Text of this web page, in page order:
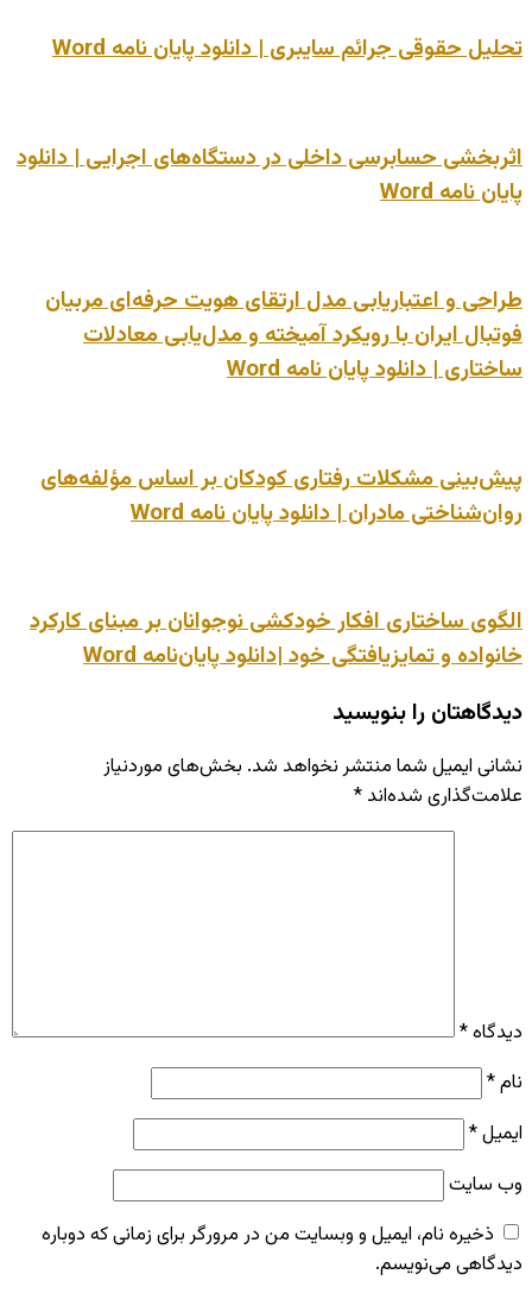
تحلیل حقوقی جرائم سایبری | دانلود پایان نامه Word
اثربخشی حسابرسی داخلی در دستگاه‌های اجرایی | دانلود
پایان نامه Word
طراحی و اعتباریابی مدل ارتقای هویت حرفه‌ای مربیان
فوتبال ایران با رویکرد آمیخته و مدل‌یابی معادلات
ساختاری | دانلود پایان نامه Word
پیش‌بینی مشکلات رفتاری کودکان بر اساس مؤلفه‌های
روان‌شناختی مادران | دانلود پایان نامه Word
الگوی ساختاری افکار خودکشی نوجوانان بر مبنای کارکرد
خانواده و تمایزیافتگی خود |دانلود پایان‌نامه Word
دیدگاهتان را بنویسید
نشانی ایمیل شما منتشر نخواهد شد. بخش‌های موردنیاز
علامت‌گذاری شده‌اند *
دیدگاه*
نام*
ایمیل*
وب‌ سایت
ذخیره نام، ایمیل و وبسایت من در مرورگر برای زمانی که دوباره
دیدگاهی می‌نویسم.